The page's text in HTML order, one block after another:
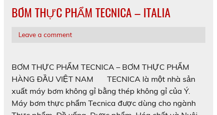
BƠM THỰC PHẨM TECNICA – ITALIA
Leave a comment
BƠM THỰC PHẨM TECNICA – BƠM THỰC PHẨM
HÀNG ĐẦU VIỆT NAM TECNICA là một nhà sản
xuất máy bơm không gỉ bằng thép không gỉ của Ý.
Máy bơm thực phẩm Tecnica được dùng cho ngành